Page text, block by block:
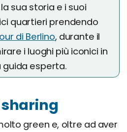
sua storia e i suoi
quartieri prendendo
di Berlino, durante il
i luoghi più iconici in
esperta.
sharing
green e, oltre ad aver